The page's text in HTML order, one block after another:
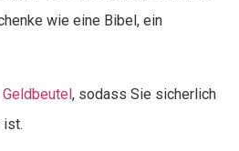
wie eine Bibel, ein
, sodass Sie sicherlich
ist.